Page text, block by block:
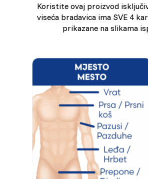
Koristite ovaj proizvod
viseća bradavica ima SVE 4
prikazane na slikama